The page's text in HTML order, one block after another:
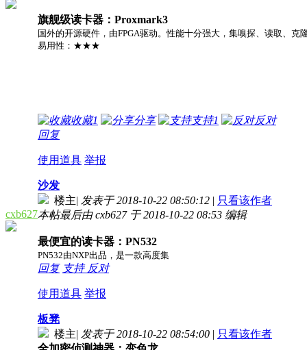
旗舰级读卡器：Proxmark3
国外的开源硬件，由FPGA驱动。性能十分强大，集嗅探、读取、
易用性：★★★
收藏1 分享 支持1
反对
回复
使用道具 举报
cxb627
沙发
楼主| 发表于 2018-10-22 08:50:12 | 只看该作者
本帖最后由 cxb627 于 2018-10-22 08:53 编辑
最便宜的读卡器：PN532
PN532由NXP出品，是一款高度集
回复 支持 反对
使用道具 举报
板凳
楼主| 发表于 2018-10-22 08:54:00 | 只看该作者